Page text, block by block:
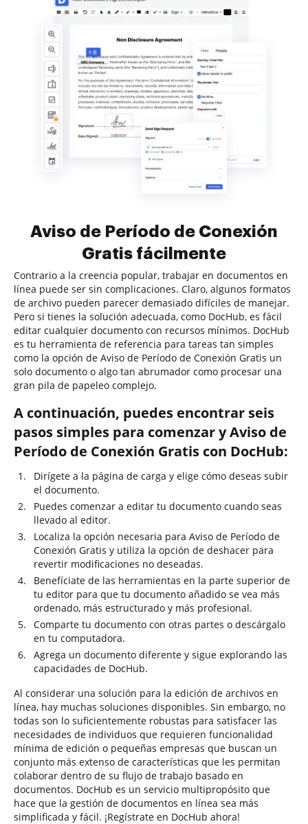
Aviso de Período de Conexión
Gratis fácilmente
Contrario a la creencia popular, trabajar en documentos en
línea puede ser sin complicaciones. Claro, algunos formatos
de archivo pueden parecer demasiado difíciles de manejar.
Pero si tienes la solución adecuada, como DocHub, es fácil
editar cualquier documento con recursos mínimos. DocHub
es tu herramienta de referencia para tareas tan simples
como la opción de Aviso de Período de Conexión Gratis un
solo documento o algo tan abrumador como procesar una
gran pila de papeleo complejo.
A continuación, puedes encontrar seis
pasos simples para comenzar y Aviso de
Período de Conexión Gratis con DocHub:
Dirígete a la página de carga y elige cómo deseas subir
el documento.
Puedes comenzar a editar tu documento cuando seas
llevado al editor.
Localiza la opción necesaria para Aviso de Período de
Conexión Gratis y utiliza la opción de deshacer para
revertir modificaciones no deseadas.
Benefíciate de las herramientas en la parte superior de
tu editor para que tu documento añadido se vea más
ordenado, más estructurado y más profesional.
Comparte tu documento con otras partes o descárgalo
en tu computadora.
Agrega un documento diferente y sigue explorando las
capacidades de DocHub.
Al considerar una solución para la edición de archivos en
línea, hay muchas soluciones disponibles. Sin embargo, no
todas son lo suficientemente robustas para satisfacer las
necesidades de individuos que requieren funcionalidad
mínima de edición o pequeñas empresas que buscan un
conjunto más extenso de características que les permitan
colaborar dentro de su flujo de trabajo basado en
documentos. DocHub es un servicio multipropósito que
hace que la gestión de documentos en línea sea más
simplificada y fácil. ¡Regístrate en DocHub ahora!